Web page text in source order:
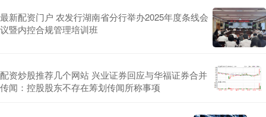
最新配资门户 农发行湖南省分行举办2025年度条线会
议暨内控合规管理培训班
配资炒股推荐几个网站 兴业证券回应与华福证券合并
传闻：控股股东不存在筹划传闻所称事项